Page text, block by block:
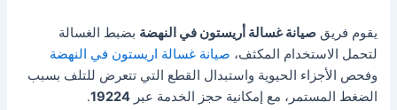
يقوم فريقصيانة غسالة أريستون في النهضة بضبط الغسالة
لتحمل الاستخدام المكثف، صيانة غسالة اريستون في النهضة
وفحص الأجزاء الحيوية واستبدال القطع التي تتعرض للتلف بسبب
الضغط المستمر، مع إمكانية حجز الخدمة عبر19224
.